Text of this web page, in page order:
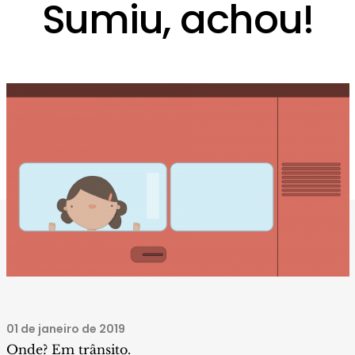
Sumiu, achou!
01 de janeiro de 2019
Onde? Em trânsito.